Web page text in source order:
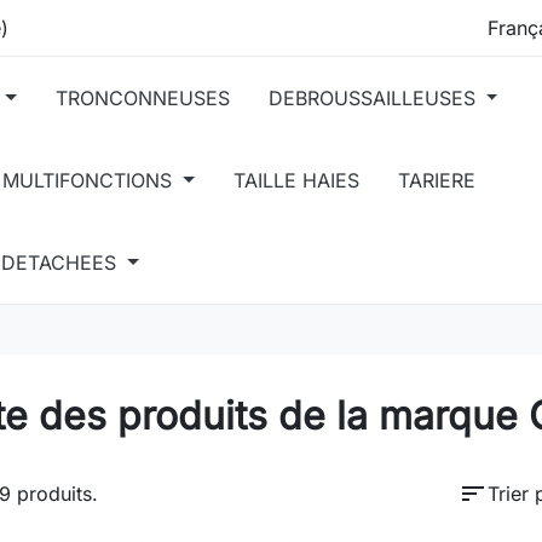
TRONCONNEUSES DEBROUSSAILLEUSES
TAILLE HAIES TARIERE
des produits de la marque
produits. sortTrier